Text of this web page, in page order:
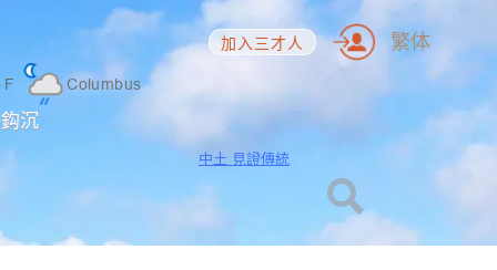
F Columbus
沉
加入三才人 繁体
中土 見證傳統